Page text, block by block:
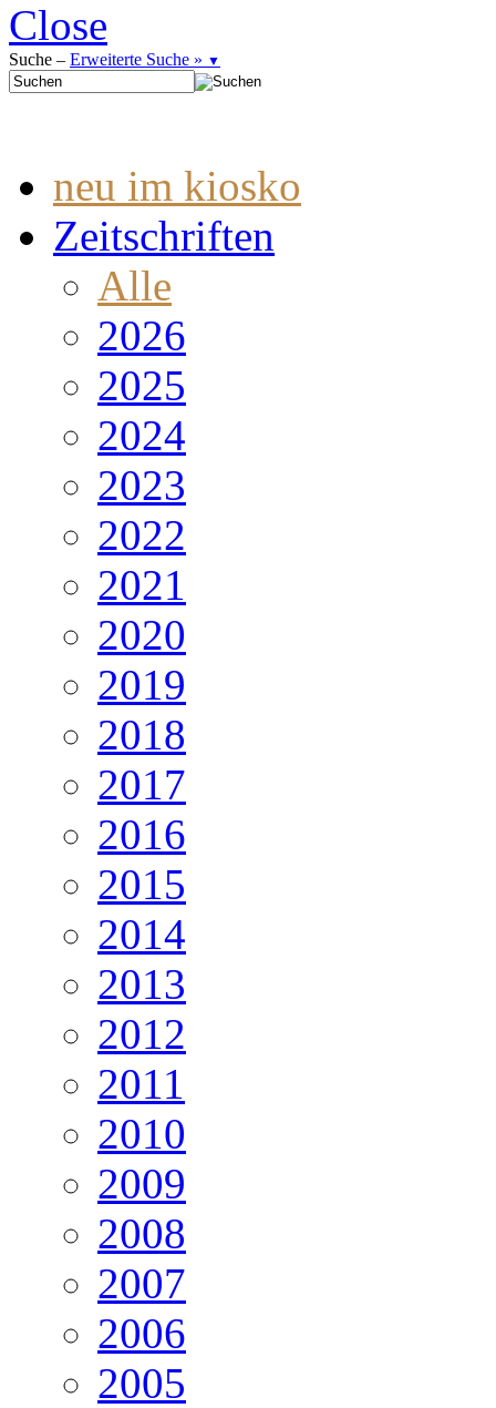
Close
Suche – Erweiterte Suche » ▼
neu im kiosko
Zeitschriften
Alle
2026
2025
2024
2023
2022
2021
2020
2019
2018
2017
2016
2015
2014
2013
2012
2011
2010
2009
2008
2007
2006
2005